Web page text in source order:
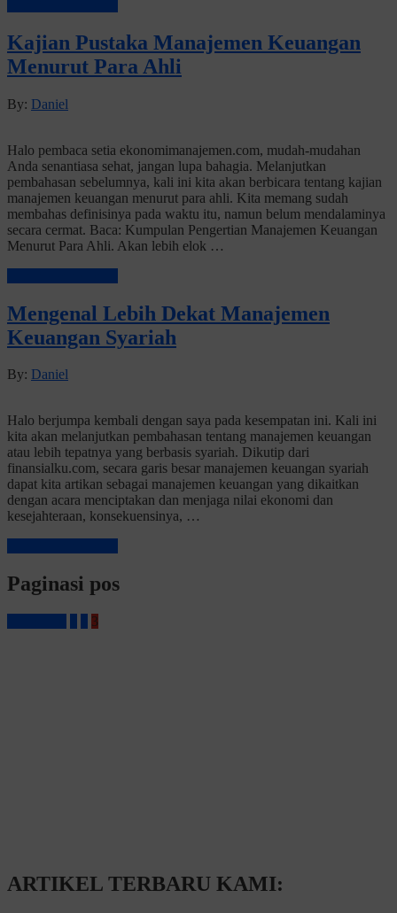
Kajian Pustaka Manajemen Keuangan
Menurut Para Ahli
By: Daniel
Halo pembaca setia ekonomimanajemen.com, mudah-mudahan
Anda senantiasa sehat, jangan lupa bahagia. Melanjutkan
pembahasan sebelumnya, kali ini kita akan berbicara tentang kajian
manajemen keuangan menurut para ahli. Kita memang sudah
membahas definisinya pada waktu itu, namun belum mendalaminya
secara cermat. Baca: Kumpulan Pengertian Manajemen Keuangan
Menurut Para Ahli. Akan lebih elok …
Mengenal Lebih Dekat Manajemen
Keuangan Syariah
By: Daniel
Halo berjumpa kembali dengan saya pada kesempatan ini. Kali ini
kita akan melanjutkan pembahasan tentang manajemen keuangan
atau lebih tepatnya yang berbasis syariah. Dikutip dari
finansialku.com, secara garis besar manajemen keuangan syariah
dapat kita artikan sebagai manajemen keuangan yang dikaitkan
dengan acara menciptakan dan menjaga nilai ekonomi dan
kesejahteraan, konsekuensinya, …
Paginasi pos
3
ARTIKEL TERBARU KAMI: